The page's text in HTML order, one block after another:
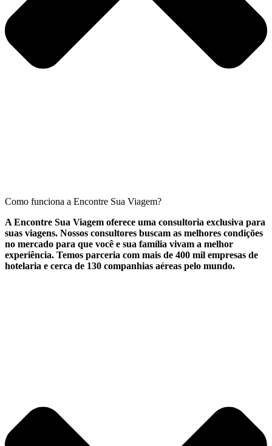
Como funciona a Encontre Sua Viagem?
A Encontre Sua Viagem oferece uma consultoria exclusiva para
suas viagens. Nossos consultores buscam as melhores condições
no mercado para que você e sua família vivam a melhor
experiência. Temos parceria com mais de 400 mil empresas de
hotelaria e cerca de 130 companhias aéreas pelo mundo.